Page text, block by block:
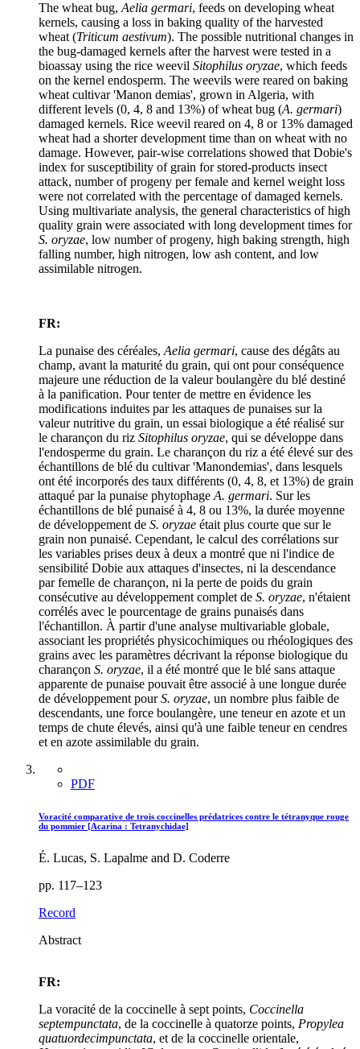
The wheat bug,Aelia germari, feeds on developing wheat
kernels, causing a loss in baking quality of the harvested
wheat (Triticum aestivum). The possible nutritional changes in
the bug-damaged kernels after the harvest were tested in a
bioassay using the rice weevil Sitophilus oryzae, which feeds
on the kernel endosperm. The weevils were reared on baking
wheat cultivar 'Manon demias', grown in Algeria, with
different levels (0, 4, 8 and 13%) of wheat bug (A. germari)
damaged kernels. Rice weevil reared on 4, 8 or 13% damaged
wheat had a shorter development time than on wheat with no
damage. However, pair-wise correlations showed that Dobie's
index for susceptibility of grain for stored-products insect
attack, number of progeny per female and kernel weight loss
were not correlated with the percentage of damaged kernels.
Using multivariate analysis, the general characteristics of high
quality grain were associated with long development times for
S. oryzae, low number of progeny, high baking strength, high
falling number, high nitrogen, low ash content, and low
assimilable nitrogen.
FR:
La punaise des céréales,Aelia germari, cause des dégâts au
champ, avant la maturité du grain, qui ont pour conséquence
majeure une réduction de la valeur boulangère du blé destiné
à la panification. Pour tenter de mettre en évidence les
modifications induites par les attaques de punaises sur la
valeur nutritive du grain, un essai biologique a été réalisé sur
le charançon du riz Sitophilus oryzae, qui se développe dans
l'endosperme du grain. Le charançon du riz a été élevé sur des
échantillons de blé du cultivar 'Manondemias', dans lesquels
ont été incorporés des taux différents (0, 4, 8, et 13%) de grain
attaqué par la punaise phytophageA. germari. Sur les
échantillons de blé punaisé à 4, 8 ou 13%, la durée moyenne
de développement de S. oryzae était plus courte que sur le
grain non punaisé. Cependant, le calcul des corrélations sur
les variables prises deux à deux a montré que ni l'indice de
sensibilité Dobie aux attaques d'insectes, ni la descendance
par femelle de charançon, ni la perte de poids du grain
consécutive au développement complet de S. oryzae, n'étaient
corrélés avec le pourcentage de grains punaisés dans
l'échantillon. À partir d'une analyse multivariable globale,
associant les propriétés physicochimiques ou rhéologiques des
grains avec les paramètres décrivant la réponse biologique du
charançon S. oryzae, il a été montré que le blé sans attaque
apparente de punaise pouvait être associé à une longue durée
de développement pourS. oryzae, un nombre plus faible de
descendants, une force boulangère, une teneur en azote et un
temps de chute élevés, ainsi qu'à une faible teneur en cendres
et en azote assimilable du grain.
PDF
Voracité comparative de trois coccinelles prédatrices contre le tétranyque rouge
du pommier [Acarina : Tetranychidae]
É. Lucas, S. Lapalme and D. Coderre
pp. 117–123
Record
Abstract
FR:
La voracité de la coccinelle à sept points, Coccinella
septempunctata, de la coccinelle à quatorze points, Propylea
quatuordecimpunctata, et de la coccinelle orientale,